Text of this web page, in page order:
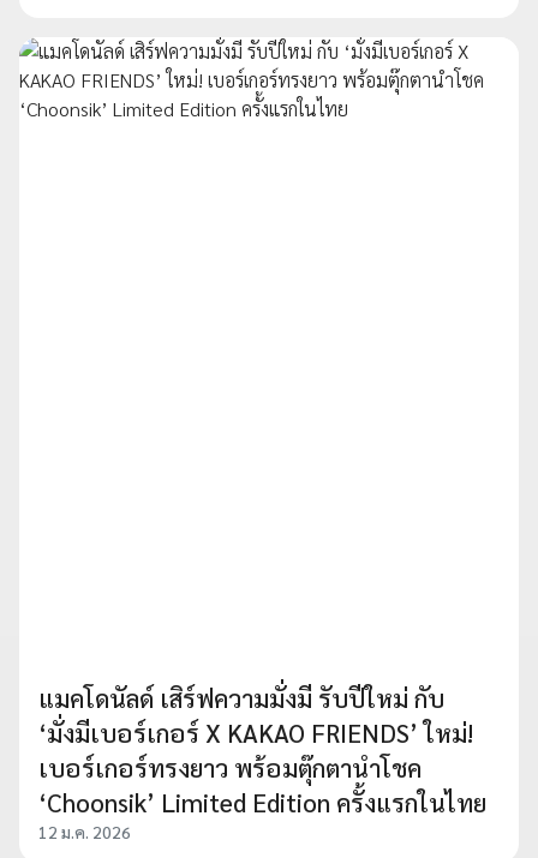
แมคโดนัลด์ เสิร์ฟความมั่งมี รับปีใหม่ กับ
‘มั่งมีเบอร์เกอร์ X KAKAO FRIENDS’ ใหม่!
เบอร์เกอร์ทรงยาว พร้อมตุ๊กตานำโชค
‘Choonsik’ Limited Edition ครั้งแรกในไทย
12 ม.ค. 2026